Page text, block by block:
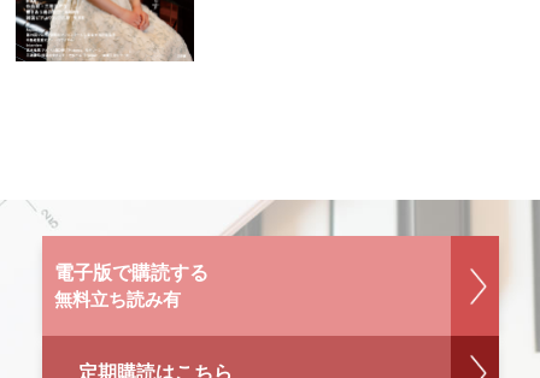
電子版で購読する
無料立ち読み有
定期購読はこちら